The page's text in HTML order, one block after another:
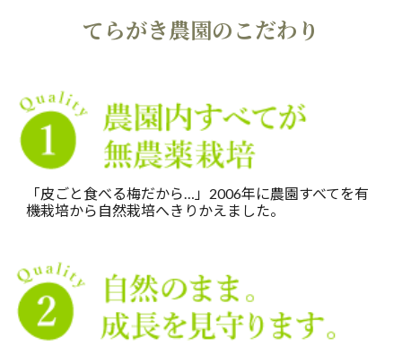
てらがき農園のこだわり
「皮ごと食べる梅だから…」2006年に農園すべてを有
機栽培から自然栽培へきりかえました。